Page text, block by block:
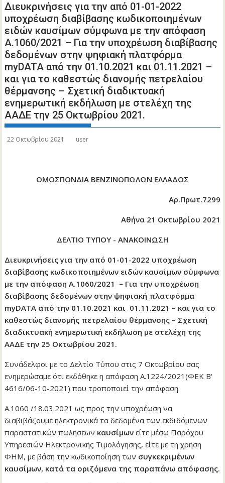
Διευκρινήσεις για την από 01-01-2022
υποχρέωση διαβίβασης κωδικοποιημένων
ειδών καυσίμων σύμφωνα με την απόφαση
Α.1060/2021 – Για την υποχρέωση διαβίβασης
δεδομένων στην ψηφιακή πλατφόρμα
myDATA από την 01.10.2021 και 01.11.2021 –
και για το καθεστώς διανομής πετρελαίου
θέρμανσης – Σχετική διαδικτυακή
ενημερωτική εκδήλωση με στελέχη της
ΑΑΔΕ την 25 Οκτωβρίου 2021.
22 Οκτωβρίου 2021 user
ΟΜΟΣΠΟΝΔΙΑ ΒΕΝΖΙΝΟΠΩΛΩΝ ΕΛΛΑΔΟΣ
Αρ.Πρωτ.7299
Αθήνα 21 Οκτωβρίου 2021
ΔΕΛΤΙΟ ΤΥΠΟΥ - ΑΝΑΚΟΙΝΩΣΗ
Διευκρινήσεις για την από 01-01-2022 υποχρέωση
διαβίβασης κωδικοποιημένων ειδών καυσίμων σύμφωνα
με την απόφαση Α.1060/2021 – Για την υποχρέωση
διαβίβασης δεδομένων στην ψηφιακή πλατφόρμα
myDATA από την 01.10.2021 και 01.11.2021 – και για το
καθεστώς διανομής πετρελαίου θέρμανσης – Σχετική
διαδικτυακή ενημερωτική εκδήλωση με στελέχη της
ΑΑΔΕ την 25 Οκτωβρίου 2021.
Συνάδελφοι με το Δελτίο Τύπου στις 7 Οκτωβρίου σας
ενημερώσαμε ότι εκδόθηκε η απόφαση Α.1224/2021(ΦΕΚ Β'
4616/06-10-2021) που τροποποιεί την απόφαση
Α.1060 /18.03.2021 ως προς την υποχρέωση να
διαβιβάζουμε ηλεκτρονικά τα δεδομένα των εκδιδόμενων
παραστατικών πωλήσεων καυσίμων είτε μέσω Παρόχου
Υπηρεσιών Ηλεκτρονικής Τιμολόγησης, είτε με τη χρήση
ΦΗΜ, με βάση την κωδικοποίηση των συγκεκριμένων
καυσίμων, κατά τα οριζόμενα της παραπάνω απόφασης.